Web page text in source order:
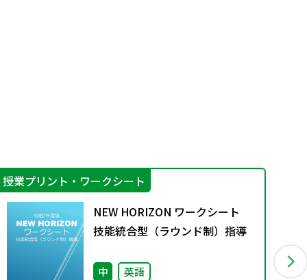
授業プリント・ワークシート
NEW HORIZON ワークシート
技能統合型（ラウンド制）指導
中 英語